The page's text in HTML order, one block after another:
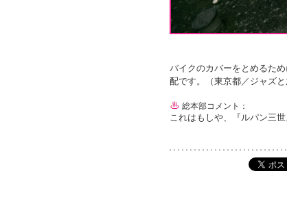
バイクのカバーをとめるた
配です。（東京都／ジャズと
総本部コメント：
これはもしや、『ルパン三